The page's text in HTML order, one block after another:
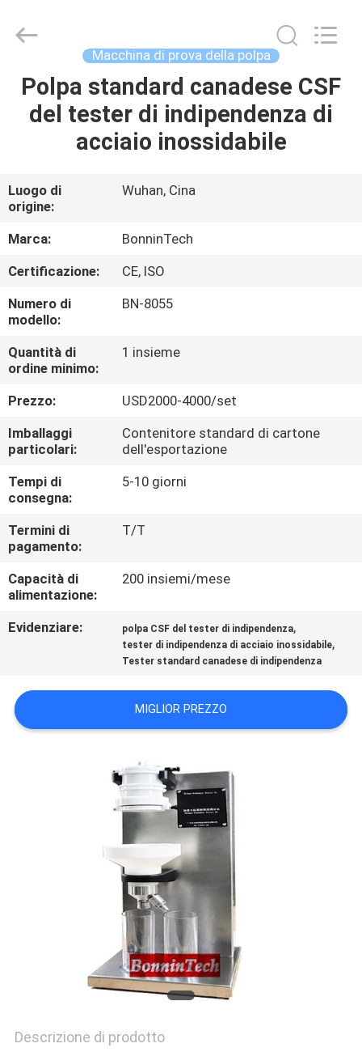
CASA
PRODOTTI
VIDEO
CIRCA
NOI
GIRO
DELLA
FABBRICA
CONTROLLO
DI
QUALITÀ
CONTATTICI
RICHIEDA
CITAZIONE
MAPPA
DEL
Technology
Reserved.
Developed
Macchina di prova della polpa
Polpa standard canadese CSF
del tester di indipendenza di
acciaio inossidabile
Luogo di
origine:
Wuhan, Cina
Marca:
BonninTech
Certificazione:
CE, ISO
Numero di
modello:
BN-8055
Quantità di
ordine minimo:
1 insieme
Prezzo:
USD2000-4000/set
Imballaggi
particolari:
Contenitore standard di cartone
dell'esportazione
Tempi di
consegna:
5-10 giorni
Termini di
pagamento:
T/T
Capacità di
alimentazione:
200 insiemi/mese
Evidenziare: polpa CSF del tester di indipendenza,
tester di indipendenza di acciaio inossidabile,
Tester standard canadese di indipendenza
MIGLIOR PREZZO
Descrizione di prodotto